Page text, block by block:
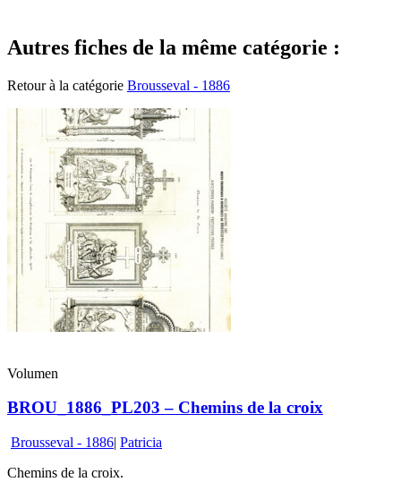
Autres fiches de la même catégorie :
Retour à la catégorie Brousseval - 1886
Volumen
BROU_1886_PL203 – Chemins de la croix
Brousseval - 1886| Patricia
Chemins de la croix.